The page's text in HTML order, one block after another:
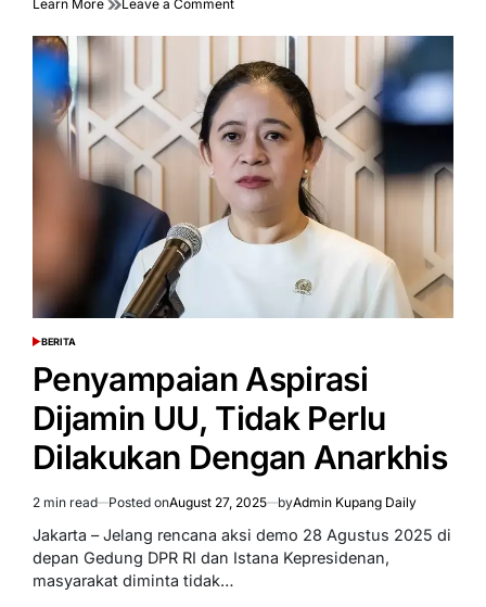
Learn More Leave a Comment
Provokasi
Demo!
Bersatu
Dukung
Langkah
Pemerintah
Wujudkan
Kebijakan
Pro-
Buruh
POSTED
BERITA
Penyampaian Aspirasi
Dijamin UU, Tidak Perlu
Dilakukan Dengan Anarkhis
Estimated
read
time
2 min read Posted onAugust 27, 2025 byAdmin Kupang Daily
Jakarta – Jelang rencana aksi demo 28 Agustus 2025 di
depan Gedung DPR RI dan Istana Kepresidenan,
masyarakat diminta tidak…